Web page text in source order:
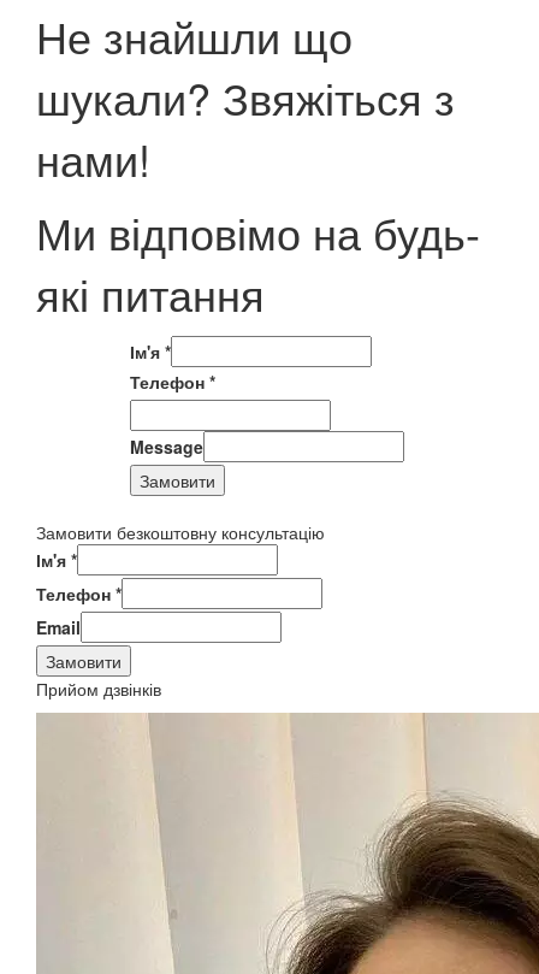
Не знайшли що
шукали? Звяжіться з
нами!
Ми відповімо на будь-
які питання
Ім'я *
Телефон *
Message
Замовити
Замовити безкоштовну консультацію
Ім'я *
Телефон *
Email
Замовити
Прийом дзвінків